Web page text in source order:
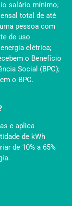
salário mínimo;
total de até
pessoa com
de uso
elétrica;
o Benefício
Social (BPC);
o BPC.
e aplica
de kWh
de 10% a 65%